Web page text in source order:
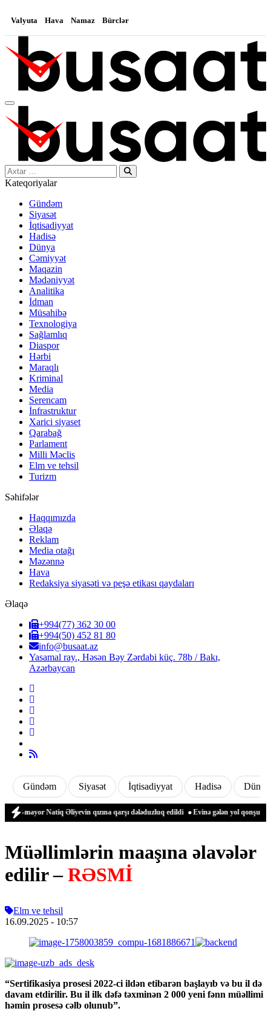
Valyuta Hava Namaz Bürclər
Search…
Kateqoriyalar
Gündəm
Siyasət
İqtisadiyyat
Hadisə
Dünya
Cəmiyyət
Maqazin
Mədəniyyət
Analitika
İdman
Müsahibə
Texnologiya
Sağlamlıq
Diaspor
Hərbi
Maraqlı
Kriminal
Media
Serencam
İnfrastruktur
Xarici siyaset
Qarabağ
Parlament
Milli Məclis
Elm ve tehsil
Turizm
Səhifələr
Haqqımızda
Əlaqə
Reklam
Media otağı
Məzənnə
Hava
Redaksiya siyasəti və peşə etikası qaydaları
Əlaqə
+994(77) 362 30 00
+994(50) 452 81 80
info@busaat.az
Yasamal ray., Həsən Bəy Zərdabi küç. 78b / Bakı,
Azərbaycan
Gündəm Siyasət İqtisadiyyat Hadisə Dünya
mayor Natiq Əliyevin qızına qarşı dələduzluq edildi Evinə gələn yol qonşusu
Müəllimlərin maaşına əlavələr
edilir –RƏSMİ
Elm ve tehsil
16.09.2025 - 10:57
“Sertifikasiya prosesi 2022-ci ildən etibarən başlayıb və bu il də
davam etdirilir. Bu il ilk dəfə təxminən 2 000 yeni fənn müəllimi
həmin prosesə cəlb olunub”.